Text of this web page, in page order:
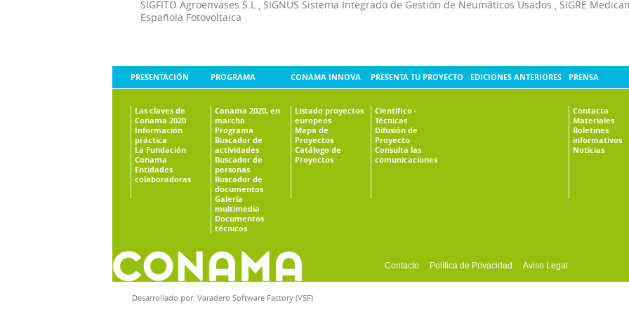
SIGFITO Agroenvases S.L
SIGNUS Sistema Integrado de Gestión de Neumáticos Usados SIGRE
Española Fotovoltaica
PRESENTACIÓN
Las claves de
Conama 2020
Información
práctica
La Fundación
Conama
Entidades
colaboradoras
PROGRAMA
Conama 2020, en
marcha
Programa
Buscador de
actividades
Buscador de
personas
Buscador de
documentos
Galería
multimedia
Documentos
técnicos
CONAMA INNOVA
Listado proyectos
europeos
Mapa de
Proyectos
Catálogo de
Proyectos
PRESENTA TU PROYECTO
Científico -
Técnicas
Difusión de
Proyecto
Consulta las
comunicaciones
EDICIONES ANTERIORES PRENSA
Contacta
Materiales
Boletines
informativos
Noticias
Contacto Política de Privacidad Aviso Legal
Desarrollado por: Varadero Software Factory (VSF)